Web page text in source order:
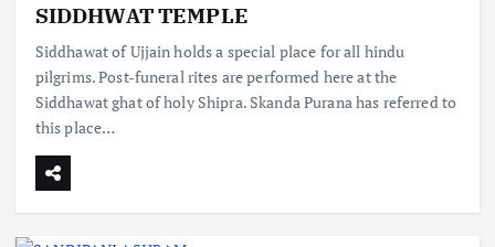
SIDDHWAT TEMPLE
Siddhawat of Ujjain holds a special place for all hindu
pilgrims. Post-funeral rites are performed here at the
Siddhawat ghat of holy Shipra. Skanda Purana has referred to
this place…